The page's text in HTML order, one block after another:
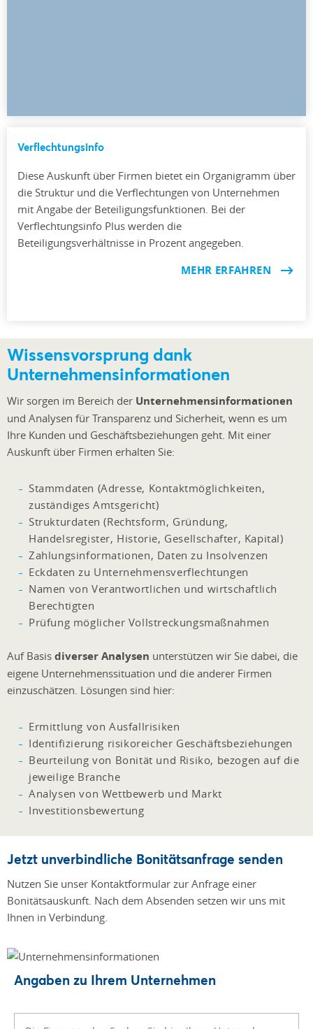
Verflechtungsinfo
Diese Auskunft über Firmen bietet ein Organigramm über
die Struktur und die Verflechtungen von Unternehmen
mit Angabe der Beteiligungsfunktionen. Bei der
Verflechtungsinfo Plus werden die
Beteiligungsverhältnisse in Prozent angegeben.
MEHR ERFAHREN
Wissensvorsprung dank
Unternehmensinformationen
Wir sorgen im Bereich der Unternehmensinformationen
und Analysen für Transparenz und Sicherheit, wenn es um
Ihre Kunden und Geschäftsbeziehungen geht. Mit einer
Auskunft über Firmen erhalten Sie:
Stammdaten (Adresse, Kontaktmöglichkeiten,
zuständiges Amtsgericht)
Strukturdaten (Rechtsform, Gründung,
Handelsregister, Historie, Gesellschafter, Kapital)
Zahlungsinformationen, Daten zu Insolvenzen
Eckdaten zu Unternehmensverflechtungen
Namen von Verantwortlichen und wirtschaftlich
Berechtigten
Prüfung möglicher Vollstreckungsmaßnahmen
Auf Basis diverser Analysen unterstützen wir Sie dabei, die
eigene Unternehmenssituation und die anderer Firmen
einzuschätzen. Lösungen sind hier:
Ermittlung von Ausfallrisiken
Identifizierung risikoreicher Geschäftsbeziehungen
Beurteilung von Bonität und Risiko, bezogen auf die
jeweilige Branche
Analysen von Wettbewerb und Markt
Investitionsbewertung
Jetzt unverbindliche Bonitätsanfrage senden
Nutzen Sie unser Kontaktformular zur Anfrage einer
Bonitätsauskunft. Nach dem Absenden setzen wir uns mit
Ihnen in Verbindung.
Angaben zu Ihrem Unternehmen